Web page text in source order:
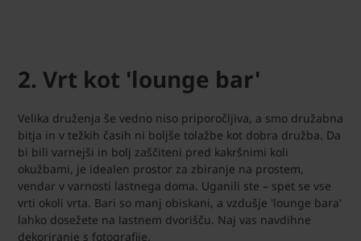
2. Vrt kot 'lounge bar'
Velika druženja še vedno niso priporočljiva, a smo družabna
bitja in v težkih časih ni boljše tolažbe kot dobra družba. Da
bi bili varnejši in bolj zaščiteni pred kakršnimi koli
okužbami, je idealen prostor za zbiranje na prostem,
vendar v varnosti lastnega doma. Uganili ste – spet se vse
vrti okoli vrta. Bari so manj obiskani, a vzdušje 'lounge bara'
lahko dosežete na lastnem dvorišču. Naj vas navdihne
dekoriranje s fotografije.